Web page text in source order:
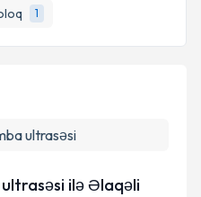
1
emal edilməsinə dair
ultrasəsi
ilə Əlaqəli